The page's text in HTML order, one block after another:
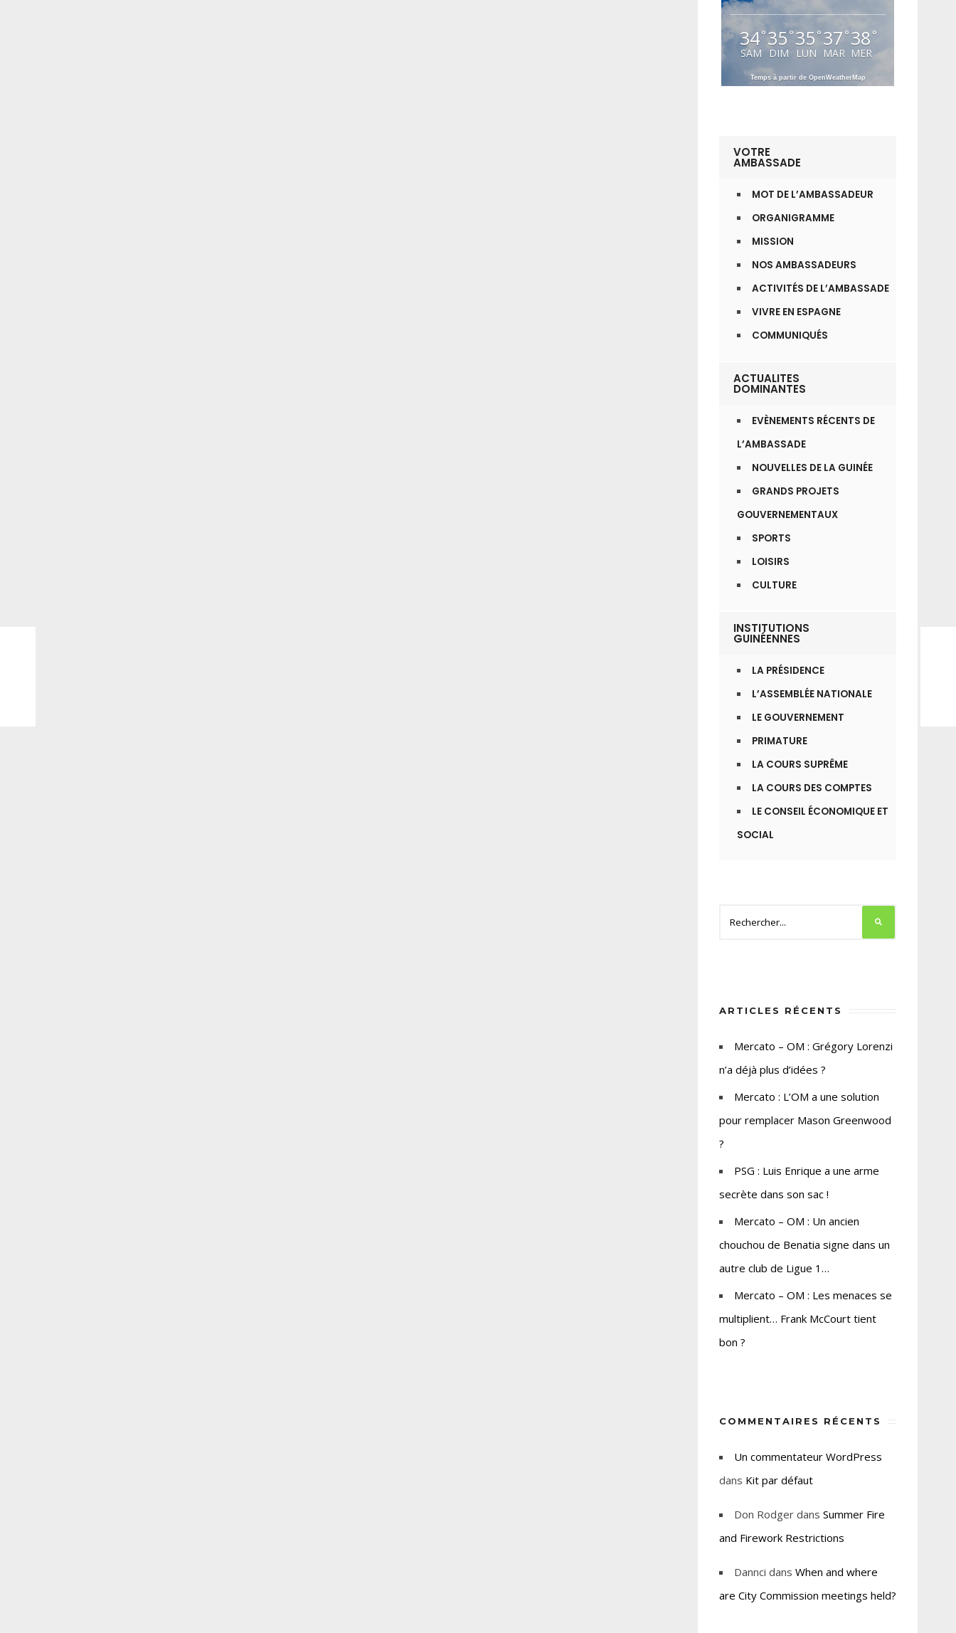
34°
SAM
35 °
DIM
35 °
LUN
37 °
MAR
38 °
MER
Temps à partir de OpenWeatherMap
VOTRE
AMBASSADE
MOT DE L’AMBASSADEUR
ORGANIGRAMME
MISSION
NOS AMBASSADEURS
ACTIVITÉS DE L’AMBASSADE
VIVRE EN ESPAGNE
COMMUNIQUÉS
ACTUALITES
DOMINANTES
EVÈNEMENTS RÉCENTS DE
L’AMBASSADE
NOUVELLES DE LA GUINÉE
GRANDS PROJETS
GOUVERNEMENTAUX
SPORTS
LOISIRS
CULTURE
INSTITUTIONS
GUINÉENNES
LA PRÉSIDENCE
L’ASSEMBLÉE NATIONALE
LE GOUVERNEMENT
PRIMATURE
LA COURS SUPRÊME
LA COURS DES COMPTES
LE CONSEIL ÉCONOMIQUE ET
SOCIAL
ARTICLES RÉCENTS
Mercato – OM : Grégory Lorenzi
n’a déjà plus d’idées ?
Mercato : L’OM a une solution
pour remplacer Mason Greenwood
?
PSG : Luis Enrique a une arme
secrète dans son sac !
Mercato – OM : Un ancien
chouchou de Benatia signe dans un
autre club de Ligue 1…
Mercato – OM : Les menaces se
multiplient… Frank McCourt tient
bon ?
COMMENTAIRES RÉCENTS
Un commentateur WordPress
dans Kit par défaut
Don Rodger dansSummer Fire
and Firework Restrictions
Dannci dansWhen and where
are City Commission meetings held?